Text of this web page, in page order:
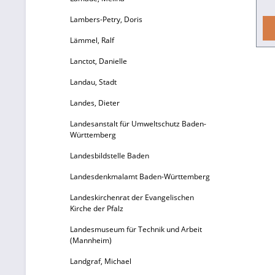
Lambers-Petry, Doris
Lämmel, Ralf
Lanctot, Danielle
Landau, Stadt
Landes, Dieter
Landesanstalt für Umweltschutz Baden-
Württemberg
Landesbildstelle Baden
Landesdenkmalamt Baden-Württemberg
Landeskirchenrat der Evangelischen
Kirche der Pfalz
Landesmuseum für Technik und Arbeit
(Mannheim)
Landgraf, Michael